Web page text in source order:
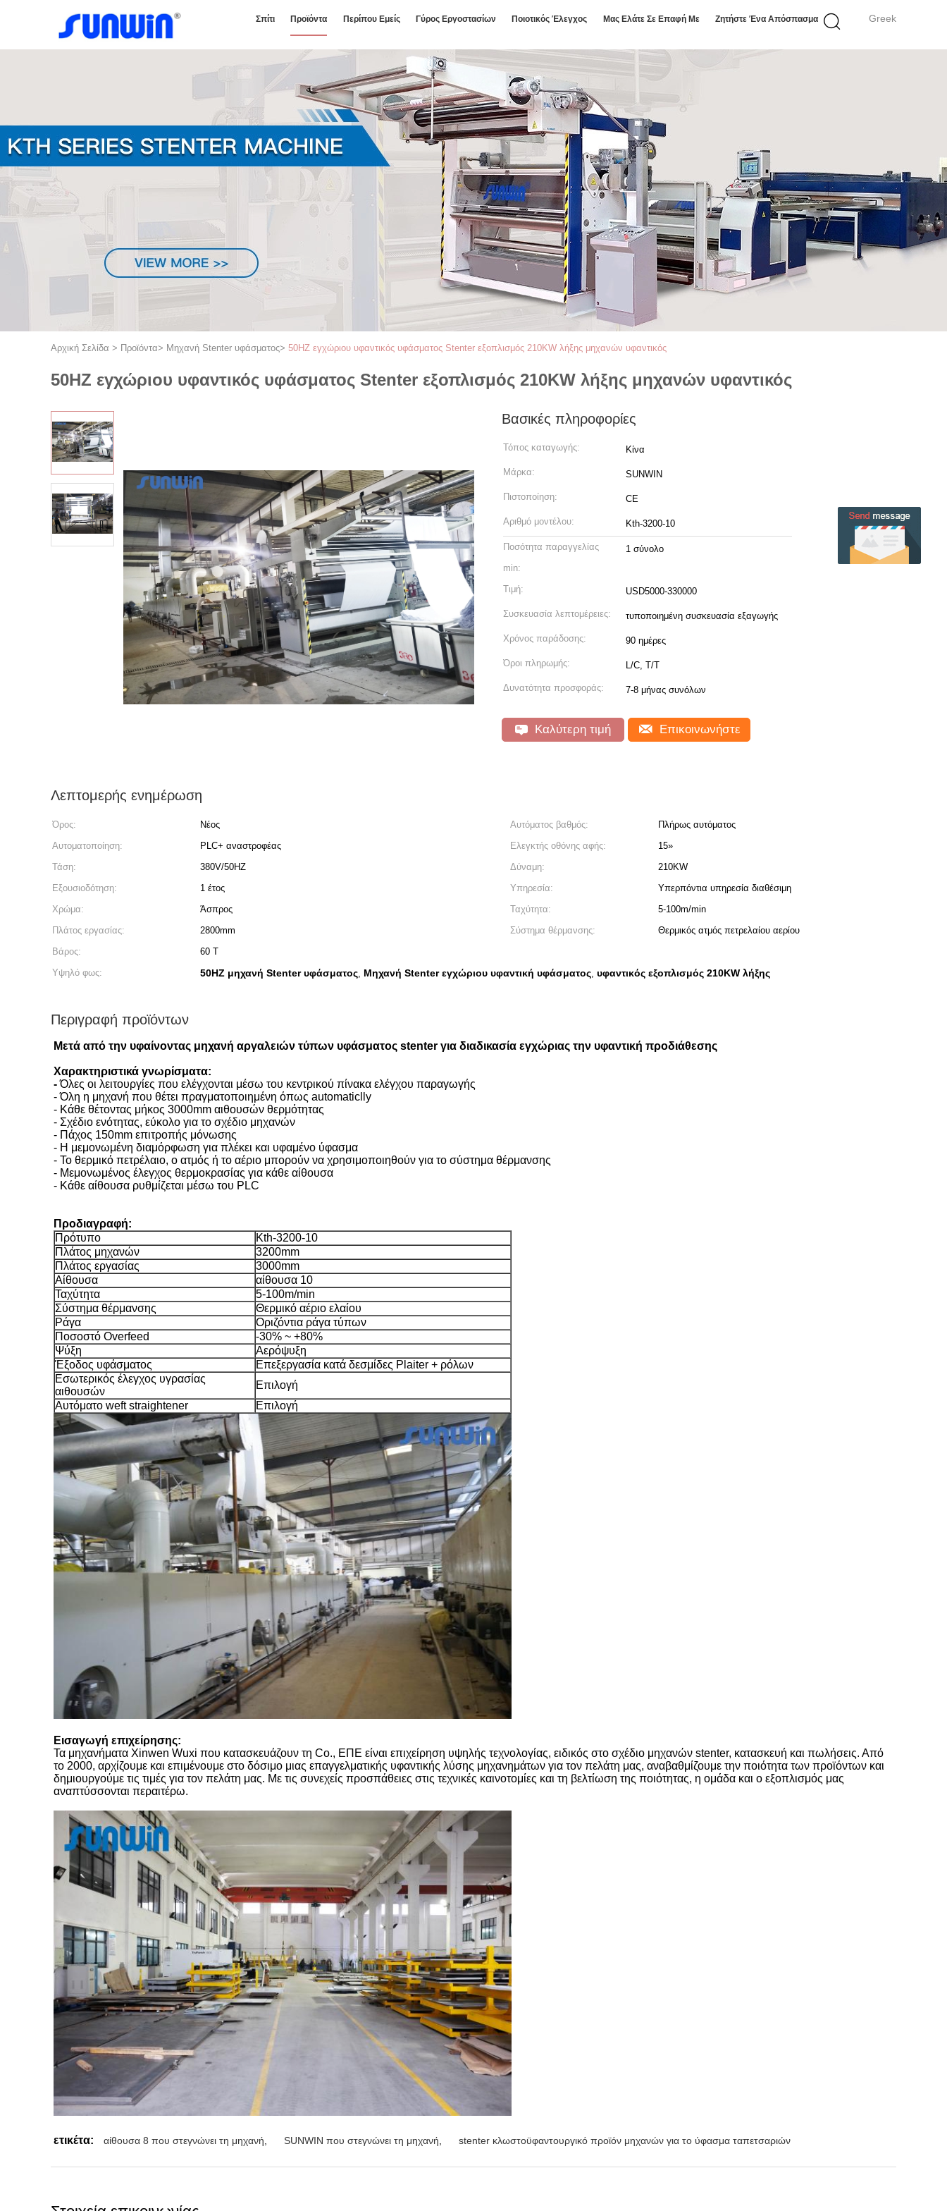
Greek
Σπίτι Προϊόντα Περίπου Εμείς Γύρος Εργοστασίων Ποιοτικός Έλεγχος Μας Ελάτε Σε Επαφή Με Ζητήστε Ένα Απόσπασμα
Αρχική Σελίδα > Προϊόντα> Μηχανή Stenter υφάσματος> 50HZ εγχώριου υφαντικός υφάσματος Stenter εξοπλισμός 210KW λήξης μηχανών υφαντικός
50HZ εγχώριου υφαντικός υφάσματος Stenter εξοπλισμός 210KW λήξης μηχανών υφαντικός
Βασικές πληροφορίες
Τόπος καταγωγής: Κίνα
Μάρκα: SUNWIN
Πιστοποίηση: CE
Αριθμό μοντέλου: Kth-3200-10
Ποσότητα παραγγελίας
min:
1 σύνολο
Τιμή: USD5000-330000
Συσκευασία λεπτομέρειες: τυποποιημένη συσκευασία εξαγωγής
Χρόνος παράδοσης: 90 ημέρες
Όροι πληρωμής: L/C, T/T
Δυνατότητα προσφοράς: 7-8 μήνας συνόλων
Καλύτερη τιμή Επικοινωνήστε
Λεπτομερής ενημέρωση
Όρος: Νέος Αυτόματος βαθμός:
Πλήρως αυτόματος
Αυτοματοποίηση:
PLC+ αναστροφέας Ελεγκτής οθόνης αφής:
15»
Τάση:
380V/50HZ Δύναμη:
210KW
Εξουσιοδότηση:
1 έτος Υπηρεσία:
Υπερπόντια υπηρεσία διαθέσιμη
Χρώμα:
Άσπρος Ταχύτητα:
5-100m/min
Πλάτος εργασίας:
2800mm Σύστημα θέρμανσης:
Θερμικός ατμός πετρελαίου αερίου
Βάρος:
60 Τ
Υψηλό φως:
50HZ μηχανή Stenter υφάσματος, Μηχανή Stenter εγχώριου υφαντική υφάσματος, υφαντικός εξοπλισμός 210KW λήξης
Περιγραφή προϊόντων
Μετά από την υφαίνοντας μηχανή αργαλειών τύπων υφάσματος stenter για διαδικασία εγχώριας την υφαντική προδιάθεσης
Χαρακτηριστικά γνωρίσματα:
-Όλες οι λειτουργίες που ελέγχονται μέσω του κεντρικού πίνακα ελέγχου παραγωγής
- Όλη η μηχανή που θέτει πραγματοποιημένη όπως automaticlly
- Κάθε θέτοντας μήκος 3000mm αιθουσών θερμότητας
- Σχέδιο ενότητας, εύκολο για το σχέδιο μηχανών
- Πάχος 150mm επιτροπής μόνωσης
- Η μεμονωμένη διαμόρφωση για πλέκει και υφαμένο ύφασμα
- Το θερμικό πετρέλαιο, ο ατμός ή το αέριο μπορούν να χρησιμοποιηθούν για το σύστημα θέρμανσης
- Μεμονωμένος έλεγχος θερμοκρασίας για κάθε αίθουσα
- Κάθε αίθουσα ρυθμίζεται μέσω του PLC
Προδιαγραφή:
Πρότυπο
Kth-3200-10
Πλάτος μηχανών
3200mm
Πλάτος εργασίας
3000mm
Αίθουσα
αίθουσα 10
Ταχύτητα
5-100m/min
Σύστημα θέρμανσης
Θερμικό αέριο ελαίου
Ράγα
Οριζόντια ράγα τύπων
Ποσοστό Overfeed
-30% ~ +80%
Ψύξη
Αερόψυξη
Έξοδος υφάσματος
Επεξεργασία κατά δεσμίδες Plaiter + ρόλων
Εσωτερικός έλεγχος υγρασίας
αιθουσών
Επιλογή
Αυτόματο weft straightener
Επιλογή
Εισαγωγή επιχείρησης:
Τα μηχανήματα Xinwen Wuxi που κατασκευάζουν τη Co., ΕΠΕ είναι επιχείρηση υψηλής τεχνολογίας, ειδικός στο σχέδιο μηχανών stenter, κατασκευή και πωλήσεις. Από
το 2000, αρχίζουμε και επιμένουμε στο δόσιμο μιας επαγγελματικής υφαντικής λύσης μηχανημάτων για τον πελάτη μας, αναβαθμίζουμε την ποιότητα των προϊόντων και
δημιουργούμε τις τιμές για τον πελάτη μας. Με τις συνεχείς προσπάθειες στις τεχνικές καινοτομίες και τη βελτίωση της ποιότητας, η ομάδα και ο εξοπλισμός μας
αναπτύσσονται περαιτέρω.
ετικέτα: αίθουσα 8 που στεγνώνει τη μηχανή SUNWIN που στεγνώνει τη μηχανή stenter κλωστοϋφαντουργικό προϊόν μηχανών για το ύφασμα ταπετσαριών